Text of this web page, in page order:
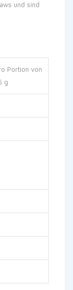
und sind
Portion von
g